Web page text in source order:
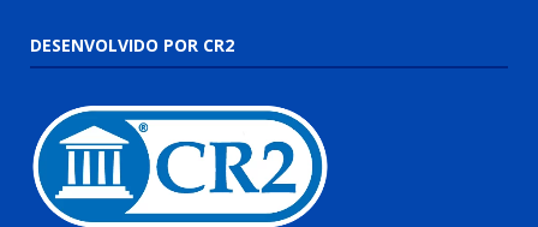
DESENVOLVIDO POR CR2